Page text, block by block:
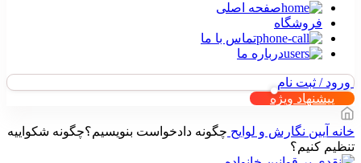
صفحه اصلی
فروشگاه
تماس با ما
درباره ما
ورود / ثبت نام
پیشنهاد ویژه
خانه آیین نگارش و لوایح چگونه دادخواست بنویسیم؟چگونه شکواییه
تنظیم کنیم؟